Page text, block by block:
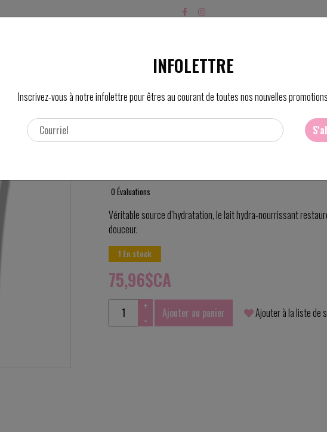
PRODUITS
0 Évaluations
Véritable source d’hydratation, le lait hydra-nourrissant
douceur.
1 En stock
75,96$CA
+
-
Ajouter au panier Ajouter à la liste de
INFOLETTRE
Inscrivez-vous à notre infolettre pour êtres au courant de toutes nos nouvelles